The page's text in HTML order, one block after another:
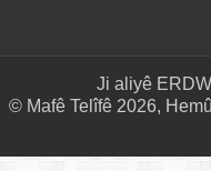
Ji aliyê
© Mafê Telîfê 2026,